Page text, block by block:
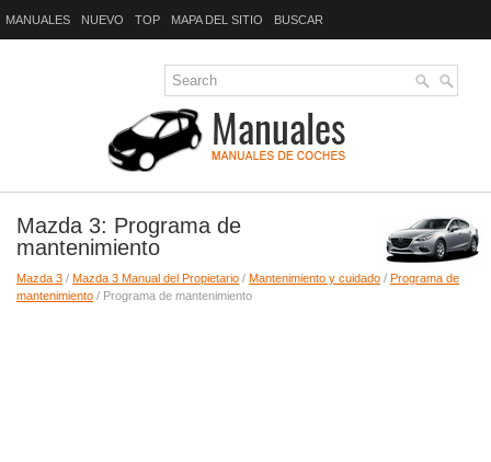
MANUALES NUEVO TOP MAPA DEL SITIO BUSCAR
Mazda 3: Programa de
mantenimiento
Mazda 3 / Mazda 3 Manual del Propietario / Mantenimiento y cuidado / Programa de
mantenimiento / Programa de mantenimiento